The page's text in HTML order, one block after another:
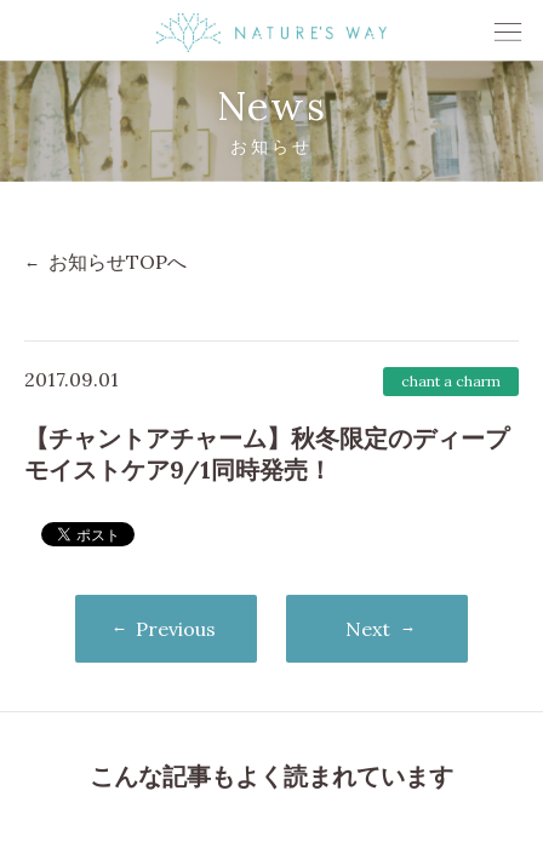
News
お知らせ
お知らせTOPへ
2017.09.01 chant a charm
【チャントアチャーム】秋冬限定のディープ
モイストケア9/1同時発売！
Previous Next
こんな記事もよく読まれています